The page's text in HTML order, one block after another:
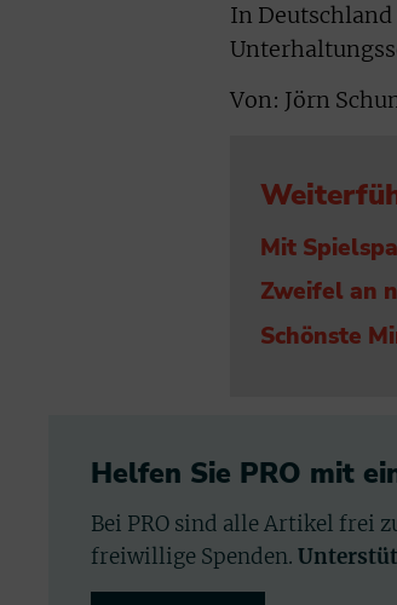
In
Von: Jörn
Mit
Zweifel an
Schönste
Helfen Sie PRO mit
Bei PRO sind alle Artikel frei
freiwillige Spenden.